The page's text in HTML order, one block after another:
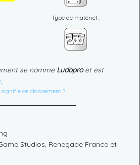
Type de matériel :
se nomme Ludoproet est
.
signifie ce classement ?
Studios, Renegade France et